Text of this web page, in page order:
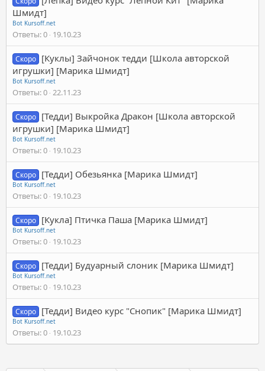
Шмидт]
Bot Kursoff.net
Ответы 0 19.10.23
Скоро [Куклы] Зайчонок тедди [Школа авторской
игрушки] [Марика Шмидт]
Bot Kursoff.net
Ответы 0 22.11.23
Скоро [Тедди] Выкройка Дракон [Школа авторской
игрушки] [Марика Шмидт]
Bot Kursoff.net
Ответы 0 19.10.23
Скоро [Тедди] Обезьянка [Марика Шмидт]
Bot Kursoff.net
Ответы 0 19.10.23
Скоро [Кукла] Птичка Паша [Марика Шмидт]
Bot Kursoff.net
Ответы 0 19.10.23
Скоро [Тедди] Будуарный слоник [Марика Шмидт]
Bot Kursoff.net
Ответы 0 19.10.23
Скоро [Тедди] Видео курс "Снопик" [Марика Шмидт]
Bot Kursoff.net
Ответы 0 19.10.23